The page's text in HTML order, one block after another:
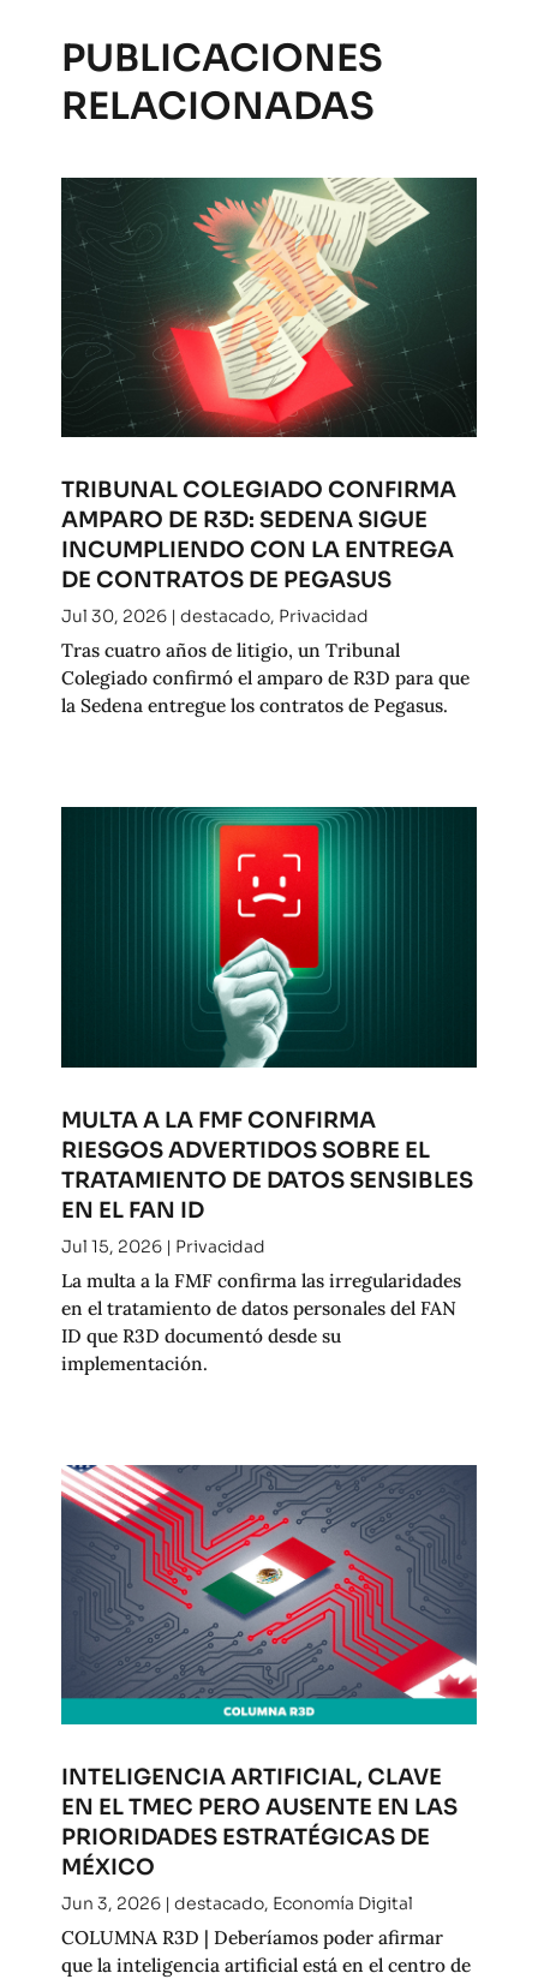
PUBLICACIONES
RELACIONADAS
TRIBUNAL COLEGIADO CONFIRMA
AMPARO DE R3D: SEDENA SIGUE
INCUMPLIENDO CON LA ENTREGA
DE CONTRATOS DE PEGASUS
Jul 30, 2026| destacado, Privacidad
Tras cuatro años de litigio, un Tribunal
Colegiado confirmó el amparo de R3D para que
la Sedena entregue los contratos de Pegasus.
MULTA A LA FMF CONFIRMA
RIESGOS ADVERTIDOS SOBRE EL
TRATAMIENTO DE DATOS SENSIBLES
EN EL FAN ID
Jul 15, 2026| Privacidad
La multa a la FMF confirma las irregularidades
en el tratamiento de datos personales del FAN
ID que R3D documentó desde su
implementación.
INTELIGENCIA ARTIFICIAL, CLAVE
EN EL TMEC PERO AUSENTE EN LAS
PRIORIDADES ESTRATÉGICAS DE
MÉXICO
Jun 3, 2026| destacado, Economía Digital
COLUMNA R3D | Deberíamos poder afirmar
que la inteligencia artificial está en el centro de